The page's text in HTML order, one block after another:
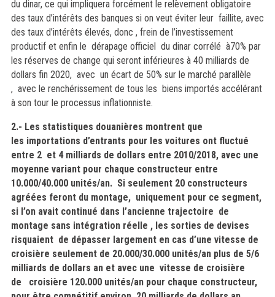
du dinar, ce qui impliquera forcément le relèvement obligatoire
des taux d’intérêts des banques si on veut éviter leur faillite, avec
des taux d’intérêts élevés, donc , frein de l’investissement
productif et enfin le dérapage officiel du dinar corrélé à70% par
les réserves de change qui seront inférieures à 40 milliards de
dollars fin 2020, avec un écart de 50% sur le marché parallèle
, avec le renchérissement de tous les biens importés accélérant
à son tour le processus inflationniste.
2.- Les statistiques douanières montrent que
les importations d’entrants pour les voitures ont fluctué
entre 2 et 4 milliards de dollars entre 2010/2018, avec une
moyenne variant pour chaque constructeur entre
10.000/40.000 unités/an. Si seulement 20 constructeurs
agréées feront du montage, uniquement pour ce segment,
si l’on avait continué dans l’ancienne trajectoire de
montage sans intégration réelle , les sorties de devises
risquaient de dépasser largement en cas d’une vitesse de
croisière seulement de 20.000/30.000 unités/an plus de 5/6
milliards de dollars an et avec une vitesse de croisière
de croisière 120.000 unités/an pour chaque constructeur,